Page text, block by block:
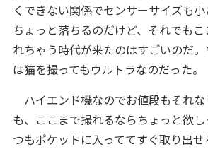
くできない関係でセンサーサイズも
ちょっと落ちるのだけど、それでも
れちゃう時代が来たのはすごいのだ
は猫を撮ってもウルトラなのだった。
ハイエンド機なのでお値段もそれ
も、ここまで撮れるならちょっと欲
つもポケットに入っててすぐ取り出